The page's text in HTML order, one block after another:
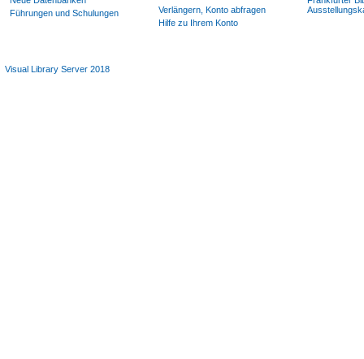
Führungen und Schulungen
Verlängern, Konto abfragen
Hilfe zu Ihrem Konto
Visual Library Server 2018